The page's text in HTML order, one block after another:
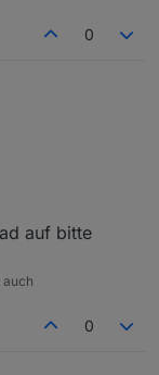
0
auf bitte
auch
0